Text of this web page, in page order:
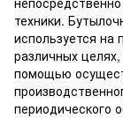
техники.
используется на
различных
помощью
периодического